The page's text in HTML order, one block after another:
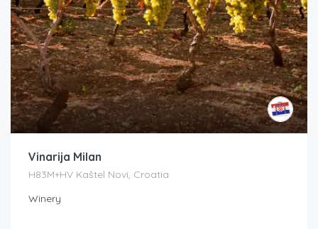
Vinarija Milan
H83M+HV Kaštel Novi, Croatia
Winery